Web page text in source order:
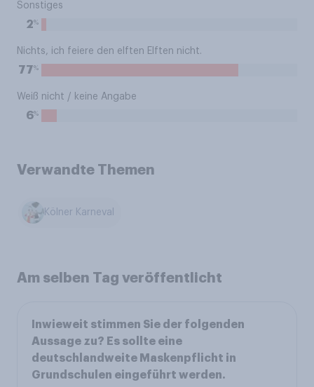
Sonstiges
2%
Nichts, ich feiere den elften Elften nicht.
77%
Weiß nicht / keine Angabe
6%
Verwandte Themen
Kölner Karneval
Am selben Tag veröffentlicht
Inwieweit stimmen Sie der folgenden
Aussage zu? Es sollte eine
deutschlandweite Maskenpflicht in
Grundschulen eingeführt werden.